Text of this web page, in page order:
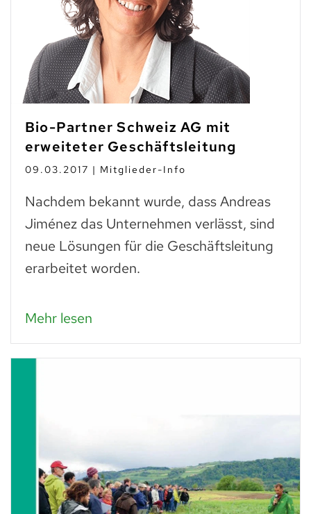
Bio-Partner Schweiz AG mit
erweiteter Geschäftsleitung
09.03.2017 | Mitglieder-Info
Nachdem bekannt wurde, dass Andreas
Jiménez das Unternehmen verlässt, sind
neue Lösungen für die Geschäftsleitung
erarbeitet worden.
Mehr lesen